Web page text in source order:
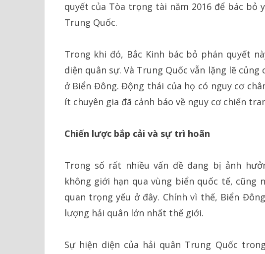
quyết của Tòa trọng tài năm 2016 để bác bỏ
Trung Quốc.
Trong khi đó, Bắc Kinh bác bỏ phán quyết
diện quân sự. Và Trung Quốc vẫn lặng lẽ
ở Biển Đông. Động thái của họ có nguy cơ
ít chuyên gia đã cảnh báo về nguy cơ chiến
Chiến lược bắp cải và sự trì hoãn
Trong số rất nhiều vấn đề đang bị ảnh
không giới hạn qua vùng biển quốc tế, cũng
quan trọng yếu ở đây. Chính vì thế, Biển
lượng hải quân lớn nhất thế giới.
Sự hiện diện của hải quân Trung Quốc